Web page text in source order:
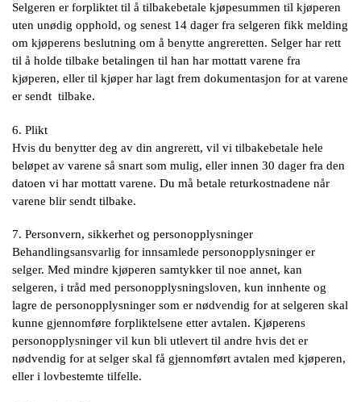
Selgeren er forpliktet til å tilbakebetale kjøpesummen til kjøperen
uten unødig opphold, og senest 14 dager fra selgeren fikk melding
om kjøperens beslutning om å benytte angreretten. Selger har rett
til å holde tilbake betalingen til han har mottatt varene fra
kjøperen, eller til kjøper har lagt frem dokumentasjon for at varene
er sendt tilbake.
6. Plikt
Hvis du benytter deg av din angrerett, vil vi tilbakebetale hele
beløpet av varene så snart som mulig, eller innen 30 dager fra den
datoen vi har mottatt varene. Du må betale returkostnadene når
varene blir sendt tilbake.
7. Personvern, sikkerhet og personopplysninger
Behandlingsansvarlig for innsamlede personopplysninger er
selger. Med mindre kjøperen samtykker til noe annet, kan
selgeren, i tråd med personopplysningsloven, kun innhente og
lagre de personopplysninger som er nødvendig for at selgeren skal
kunne gjennomføre forpliktelsene etter avtalen. Kjøperens
personopplysninger vil kun bli utlevert til andre hvis det er
nødvendig for at selger skal få gjennomført avtalen med kjøperen,
eller i lovbestemte tilfelle.